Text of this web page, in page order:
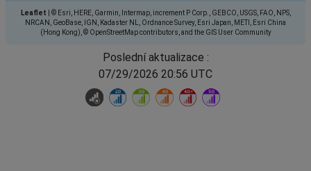
Leaflet
© Esri, HERE, Garmin, Intermap, increment P Corp., GEBCO, USGS, FAO, NPS,
NRCAN, GeoBase, IGN, Kadaster NL, Ordnance Survey, Esri Japan, METI, Esri China
(Hong Kong), © OpenStreetMap contributors, and the GIS User Community
Poslední aktualizace :
07/29/2026 20:56 UTC